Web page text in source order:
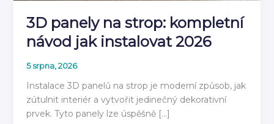
3D panely na strop: kompletní
návod jak instalovat 2026
5 srpna, 2026
Instalace 3D panelů na strop je moderní způsob, jak
zútulnit interiér a vytvořit jedinečný dekorativní
prvek. Tyto panely lze úspěšně […]